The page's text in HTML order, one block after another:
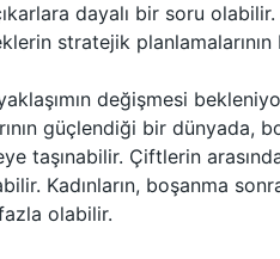
dayalı bir soru
stratejik planlamalarının
değişmesi
güçlendiği bir dünyada,
taşınabilir. Çiftlerin
Kadınların, boşanma
olabilir.